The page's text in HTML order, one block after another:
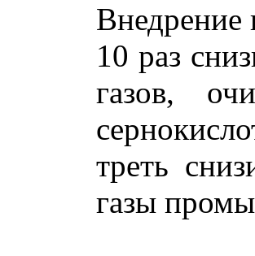
Внедрение
10 раз
газов,
треть
газы